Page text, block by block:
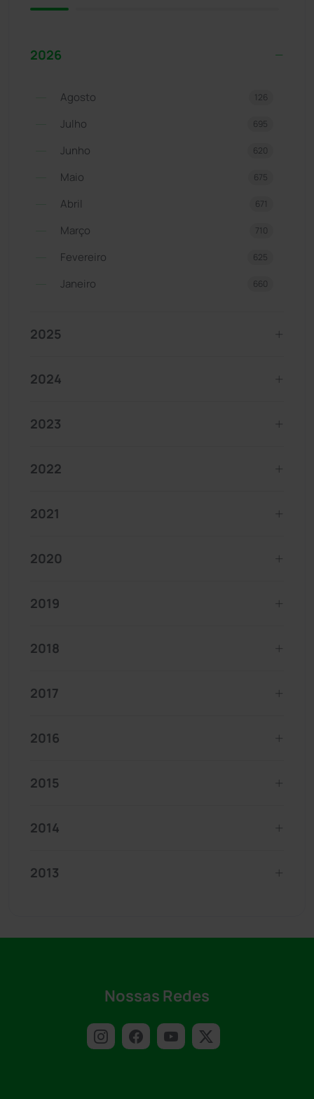
2026
Agosto 126
Julho 695
Junho 620
Maio 675
Abril 671
Março 710
Fevereiro 625
Janeiro 660
2025
2024
2023
2022
2021
2020
2019
2018
2017
2016
2015
2014
2013
Nossas Redes